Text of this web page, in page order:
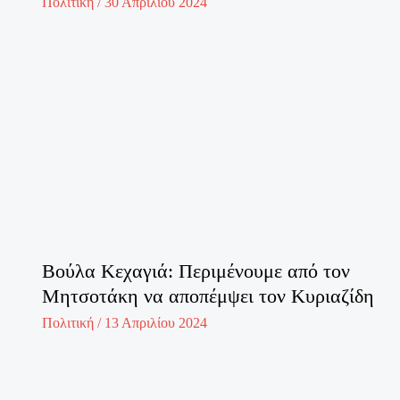
Βούλα Κεχαγιά: Περιμένουμε από τον
Μητσοτάκη να αποπέμψει τον Κυριαζίδη
Πολιτική / 13 Απριλίου 2024